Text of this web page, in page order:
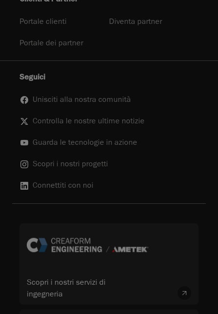
Portale clienti Diventa partner
Portale dei partner
Seguici
Unisciti alla nostra comunità
Controlla le nostre ultime notizie
Guarda le tecnologie in azione
Scopri i nostri progetti
Connettiti con noi
Scopri i nostri servizi di
ingegneria